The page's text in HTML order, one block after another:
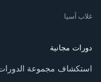
غلاب آسيا
دورات مجانية
استكشاف مجموعة الدورات